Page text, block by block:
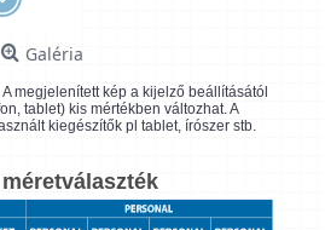
Galéria
megjelenített kép a kijelző beállításától
tablet) kis mértékben változhat. A
kiegészítők pl tablet, írószer stb.